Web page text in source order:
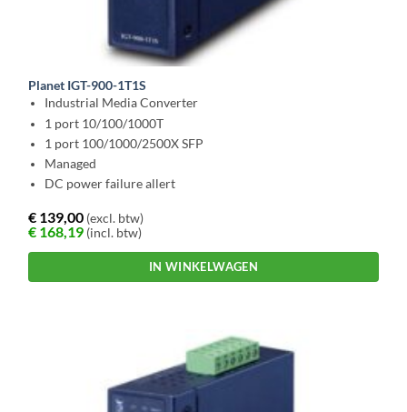
Planet IGT-900-1T1S
Industrial Media Converter
1 port 10/100/1000T
1 port 100/1000/2500X SFP
Managed
DC power failure allert
€ 139,00 (excl. btw)
€ 168,19 (incl. btw)
IN WINKELWAGEN